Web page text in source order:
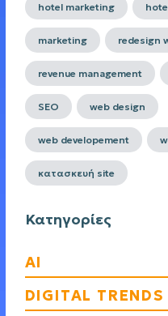
hotel marketing
marketing redesign
revenue management
SEO web design
web developement
κατασκευή site
Κατηγορίες
AI
DIGITAL TRENDS